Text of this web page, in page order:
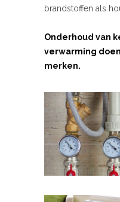
brandstoffen als
Onderhoud van
verwarming
merken.